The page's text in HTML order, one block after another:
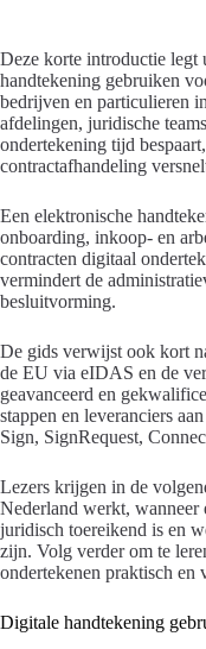
Deze korte introductie legt
handtekening gebruiken
bedrijven en particulieren
afdelingen, juridische
ondertekening tijd
contractafhandeling
Een elektronische
onboarding, inkoop- en
contracten digitaal
vermindert de
besluitvorming.
De gids verwijst ook kort
de EU via eIDAS en de
geavanceerd en
stappen en leveranciers
Sign, SignRequest,
Lezers krijgen in de
Nederland werkt, wanneer
juridisch toereikend is en
zijn. Volg verder om te
ondertekenen praktisch en
Digitale handtekening